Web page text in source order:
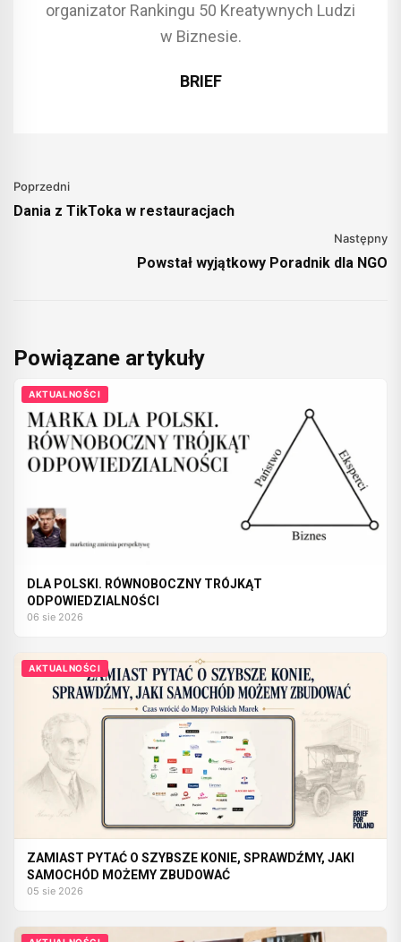
organizator Rankingu 50 Kreatywnych Ludzi
w Biznesie.
BRIEF
Poprzedni
Dania z TikToka w restauracjach
Następny
Powstał wyjątkowy Poradnik dla NGO
Powiązane artykuły
AKTUALNOŚCI
DLA POLSKI. RÓWNOBOCZNY TRÓJKĄT
ODPOWIEDZIALNOŚCI
06 sie 2026
AKTUALNOŚCI
ZAMIAST PYTAĆ O SZYBSZE KONIE, SPRAWDŹMY, JAKI
SAMOCHÓD MOŻEMY ZBUDOWAĆ
05 sie 2026